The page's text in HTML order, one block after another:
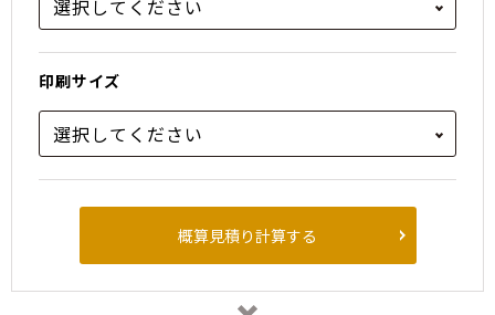
印刷サイズ
概算見積り計算する